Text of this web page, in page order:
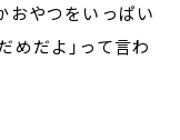
おやつをいっぱい
めだよ」って言わ